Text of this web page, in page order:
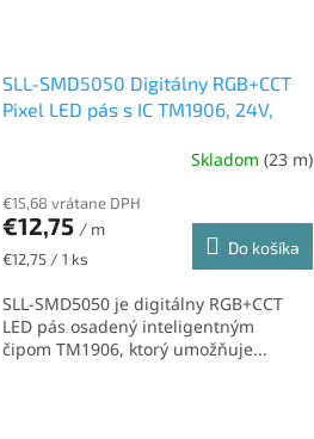
SLL-SMD5050 Digitálny RGB+CCT
Pixel LED pás s IC TM1906, 24V,
Skladom (23 m)
€15,68 vrátane DPH
€12,75 / m
Jednotková
€12,75 / 1 ks
Do košíka
SLL-SMD5050 je digitálny RGB+CCT
LED pás osadený inteligentným
čipom TM1906, ktorý umožňuje...